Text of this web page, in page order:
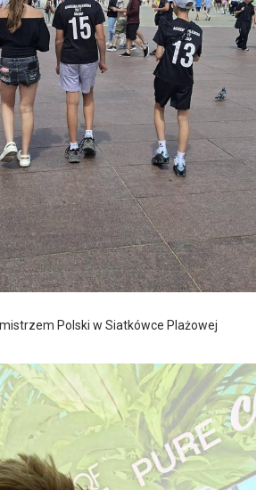
Polski w Siatkówce Plażowej